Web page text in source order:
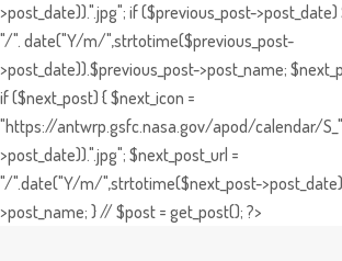
>post_date)).".jpg"; if ($previous_post->post_date)
"/". date("Y/m/",strtotime($previous_post-
>post_date)).$previous_post->post_name;
if ($next_post) { $next_icon =
"https://antwrp.gsfc.nasa.gov/apod/calendar/
>post_date)).".jpg"; $next_post_url =
"/".date("Y/m/",strtotime($next_post-
>post_name; } // $post = get_post(); ?>